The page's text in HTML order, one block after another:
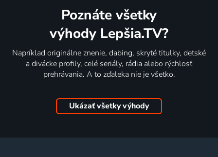
Poznáte všetky
výhody Lepšia.TV?
Napríklad originálne znenie, dabing, skryté titulky, detské
a divácke profily, celé seriály, rádia alebo rýchlosť
prehrávania. A to zďaleka nie je všetko.
Ukázať všetky výhody